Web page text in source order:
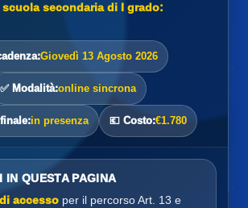
secondaria di I grado:
Giovedì 13 Agosto 2026
✅ Modalità:online sincrona
in presenza 💶 Costo:€1.780
IN QUESTA PAGINA
accesso per il percorso Art. 13 e